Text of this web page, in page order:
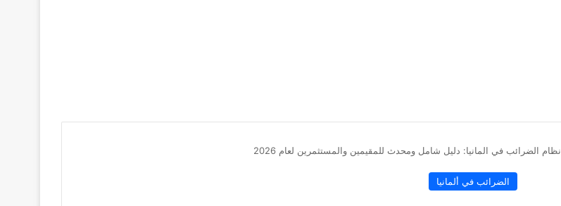
نظام الضرائب في المانيا: دليل شامل ومحدث للمقيمين والمستثمرين لعام 2026
الضرائب في ألمانيا